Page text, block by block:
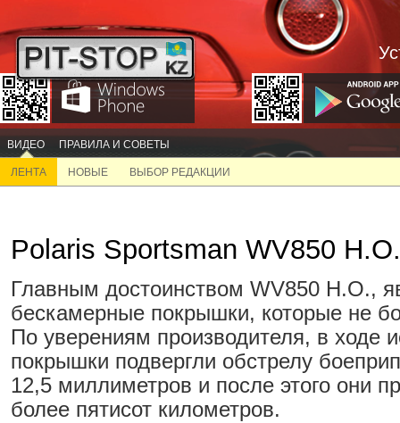
ВИДЕО ПРАВИЛА И СОВЕТЫ
ЛЕНТА НОВЫЕ ВЫБОР РЕДАКЦИИ
Polaris Sportsman WV850
Главным достоинством WV850 H.O.,
бескамерные покрышки, которые не
По уверениям производителя, в ходе
покрышки подвергли обстрелу
12,5 миллиметров и после этого они
более пятисот километров.